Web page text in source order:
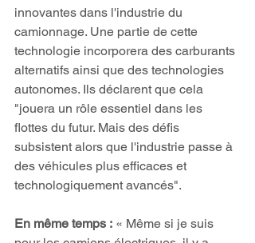
innovantes dans l'industrie du
camionnage. Une partie de cette
technologie incorporera des carburants
alternatifs ainsi que des technologies
autonomes. Ils déclarent que cela
"jouera un rôle essentiel dans les
flottes du futur. Mais des défis
subsistent alors que l'industrie passe à
des véhicules plus efficaces et
technologiquement avancés".
En même temps : « Même si je suis